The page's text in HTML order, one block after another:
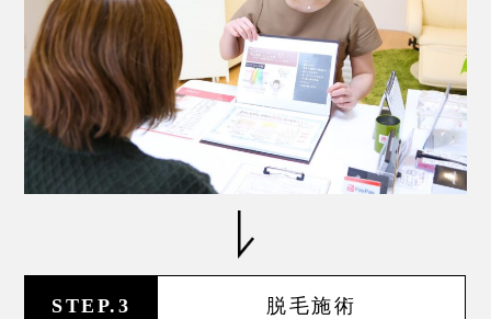
STEP.3 脱毛施術